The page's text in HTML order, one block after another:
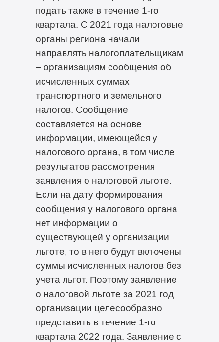
подать также в течение 1-го
квартала. С 2021 года налоговые
органы региона начали
направлять налогоплательщикам
– организациям сообщения об
исчисленных суммах
транспортного и земельного
налогов. Сообщение
составляется на основе
информации, имеющейся у
налогового органа, в том числе
результатов рассмотрения
заявления о налоговой льготе.
Если на дату формирования
сообщения у налогового органа
нет информации о
существующей у организации
льготе, то в него будут включены
суммы исчисленных налогов без
учета льгот. Поэтому заявление
о налоговой льготе за 2021 год
организации целесообразно
представить в течение 1-го
квартала 2022 года. Заявление с